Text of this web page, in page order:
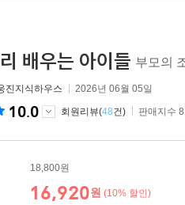
배우는 아이들 부모의
진지식하우스 2026년 06월 05일
10.0 회원리뷰(48건) 판매지수
18,800원
16,920원 (10% 할인)